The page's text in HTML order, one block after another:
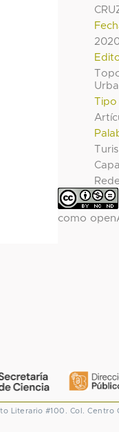
como
Literario #100. Col. Centro